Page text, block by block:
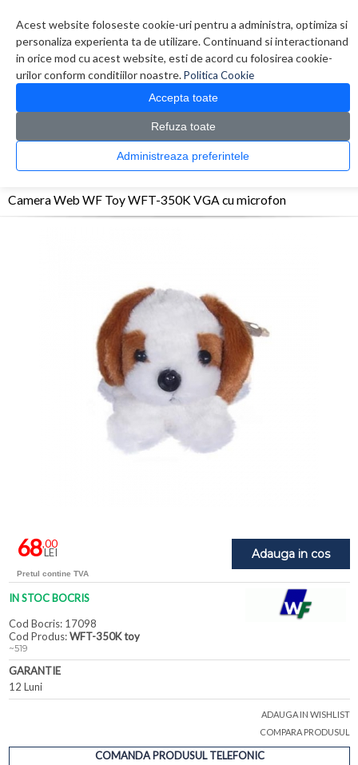
Acest website foloseste cookie-uri pentru a administra, optimiza si
personaliza experienta ta de utilizare. Continuand si interactionand
in orice mod cu acest website, esti de acord cu folosirea cookie-
urilor conform conditiilor noastre.Politica Cookie
Accepta toate
Refuza toate
Administreaza preferintele
0 produs(e)
CATALOG PRODUSE
> Camere Web > Camera Web WF Toy WFT-350K VGA cu
Camera Web WF Toy WFT-350K VGA cu microfon
Adauga in cos
68,00
LEI
Pretul contine TVA
IN STOC BOCRIS
Cod Bocris: 17098
Cod Produs:WFT-350K toy
~519
GARANTIE
12 Luni
ADAUGA IN WISHLIST
COMPARA PRODUSUL
COMANDA PRODUSUL TELEFONIC